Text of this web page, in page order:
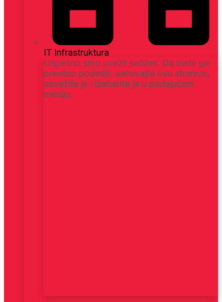
IT infrastruktura
Uspešno smo uvezli šablon. Da biste ga
pravilno podesili, sačuvajte ovu stranicu,
osvežite je i izaberite je u padajućem
meniju.